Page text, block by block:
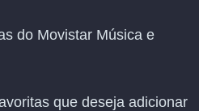
do Movistar Música e
que deseja adicionar